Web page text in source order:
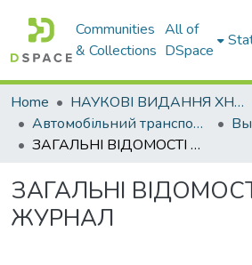
Communities
& Collections
All of
DSpace
Home
НАУКОВІ ВИДАННЯ ХНАДУ
Автомобільний транспорт / Автомобильный транспорт
ЗАГАЛЬНІ ВІДОМОСТІ ПРО ЖУРНАЛ
ЗАГАЛЬНІ
ЖУРНАЛ